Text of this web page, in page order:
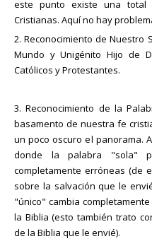
este punto existe una total
Cristianas. Aquí no hay
2. Reconocimiento de Nuestro
Mundo y Unigénito Hijo de
Católicos y Protestantes.
3. Reconocimiento de la
basamento de nuestra fe
un poco oscuro el panorama.
donde la palabra "sola"
completamente erróneas (de
sobre la salvación que le
"único" cambia
la Biblia (esto también trato
de la Biblia que le envié).